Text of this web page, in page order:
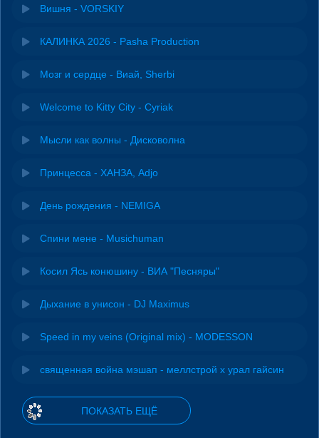
Вишня - VORSKIY
КАЛИНКА 2026 - Pasha Production
Мозг и сердце - Виай, Sherbi
Welcome to Kitty City - Cyriak
Мысли как волны - Дисковолна
Принцесса - ХАНЗА, Adjo
День рождения - NEMIGA
Спини мене - Musichuman
Косил Ясь конюшину - ВИА "Песняры"
Дыхание в унисон - DJ Maximus
Speed in my veins (Original mix) - MODESSON
священная война мэшап - меллстрой х урал гайсин
ПОКАЗАТЬ ЕЩЁ